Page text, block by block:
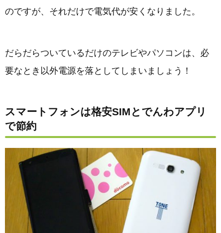
のですが、それだけで電気代が安くなりました。
だらだらついているだけのテレビやパソコンは、必
要なとき以外電源を落としてしまいましょう！
スマートフォンは格安SIMとでんわアプリ
で節約